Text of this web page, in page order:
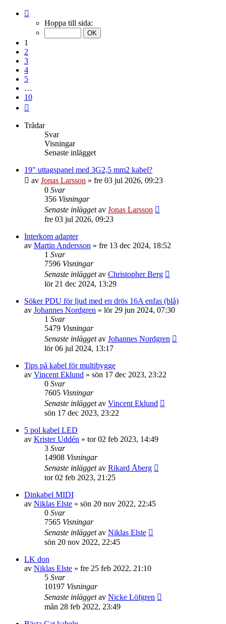
Hoppa till sida:
1
2
3
4
5
…
10
Trådar
Svar
Visningar
Senaste inlägget
19" uttagspanel med 3G2,5 mm2 kabel?
av Jonas Larsson » fre 03 jul 2026, 09:23
0 Svar
356 Visningar
Senaste inläggetav Jonas Larsson
fre 03 jul 2026, 09:23
Interkom adapter
av Martin Andersson » fre 13 dec 2024, 18:52
1 Svar
7596 Visningar
Senaste inläggetav Christopher Berg
lör 21 dec 2024, 13:29
Söker PDU för ljud med en drös 16A enfas (blå)
av Johannes Nordgren » lör 29 jun 2024, 07:30
1 Svar
5479 Visningar
Senaste inläggetav Johannes Nordgren
lör 06 jul 2024, 13:17
Tips på kabel för multibygge
av Vincent Eklund » sön 17 dec 2023, 23:22
0 Svar
7605 Visningar
Senaste inläggetav Vincent Eklund
sön 17 dec 2023, 23:22
5 pol kabel LED
av Krister Uddén » tor 02 feb 2023, 14:49
3 Svar
14908 Visningar
Senaste inläggetav Rikard Åberg
tor 02 feb 2023, 21:25
Dinkabel MIDI
av Niklas Elste » sön 20 nov 2022, 22:45
0 Svar
7565 Visningar
Senaste inläggetav Niklas Elste
sön 20 nov 2022, 22:45
LK don
av Niklas Elste » fre 25 feb 2022, 21:10
5 Svar
10197 Visningar
Senaste inläggetav Nicke Löfgren
mån 28 feb 2022, 23:49